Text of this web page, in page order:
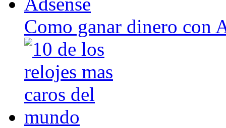
Como ganar dinero con